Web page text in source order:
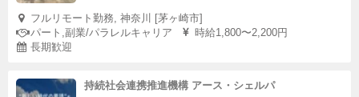
フルリモート勤務, 神奈川 [茅ヶ崎市]
パート,副業/パラレルキャリア
時給1,800〜2,200円
長期歓迎
持続社会連携推進機構 アース・シェルパ